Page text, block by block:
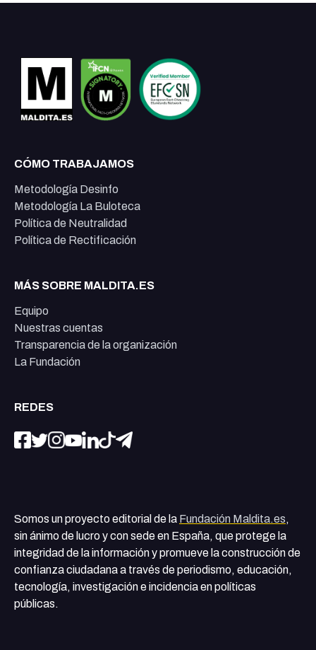
CÓMO TRABAJAMOS
Metodología Desinfo
Metodología La Buloteca
Política de Neutralidad
Política de Rectificación
MÁS SOBRE MALDITA.ES
Equipo
Nuestras cuentas
Transparencia de la organización
La Fundación
REDES
Somos un proyecto editorial de la Fundación Maldita.es,
sin ánimo de lucro y con sede en España, que protege la
integridad de la información y promueve la construcción de
confianza ciudadana a través de periodismo, educación,
tecnología, investigación e incidencia en políticas
públicas.